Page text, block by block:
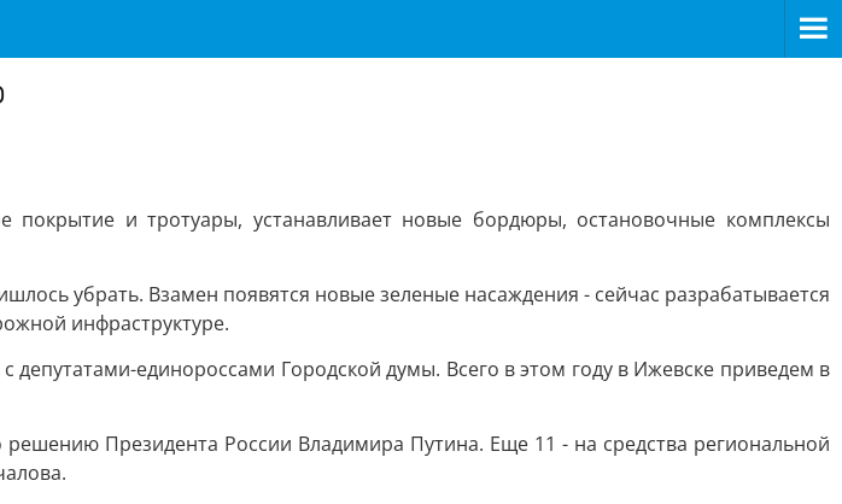
и тротуары, устанавливает новые бордюры, остановочные комплексы
убрать. Взамен появятся новые зеленые насаждения - сейчас разрабатывается
инфраструктуре.
единороссами Городской думы. Всего в этом году в Ижевске приведем в
Президента России Владимира Путина. Еще 11 - на средства региональной